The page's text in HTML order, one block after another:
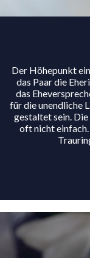
Der Höhepunkt
das Paar die
das
für die unendliche
gestaltet sein. Die
oft nicht einfach.